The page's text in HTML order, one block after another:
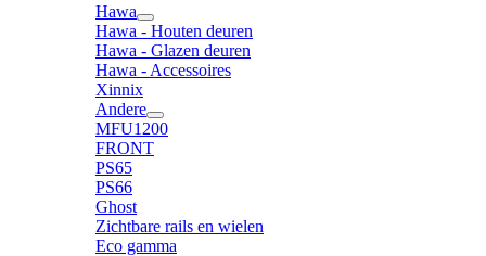
Hawa
Hawa - Houten deuren
Hawa - Glazen deuren
Hawa - Accessoires
Xinnix
Andere
MFU1200
FRONT
PS65
PS66
Ghost
Zichtbare rails en wielen
Eco gamma